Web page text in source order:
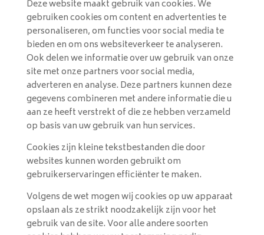
Deze website maakt gebruik van cookies. We
gebruiken cookies om content en advertenties te
personaliseren, om functies voor social media te
bieden en om ons websiteverkeer te analyseren.
Ook delen we informatie over uw gebruik van onze
site met onze partners voor social media,
adverteren en analyse. Deze partners kunnen deze
gegevens combineren met andere informatie die u
aan ze heeft verstrekt of die ze hebben verzameld
op basis van uw gebruik van hun services.
Cookies zijn kleine tekstbestanden die door
websites kunnen worden gebruikt om
gebruikerservaringen efficiënter te maken.
Volgens de wet mogen wij cookies op uw apparaat
opslaan als ze strikt noodzakelijk zijn voor het
gebruik van de site. Voor alle andere soorten